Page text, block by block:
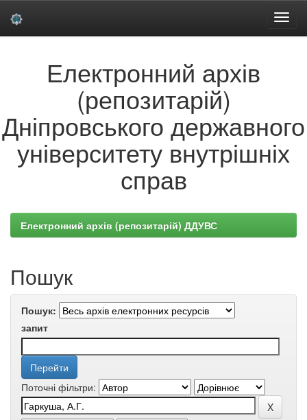
Електронний архів
(репозитарій)
Дніпровського державного
університету внутрішніх
справ
Електронний архів (репозитарій) ДДУВС
Пошук
Пошук:
запит
Поточні фільтри: